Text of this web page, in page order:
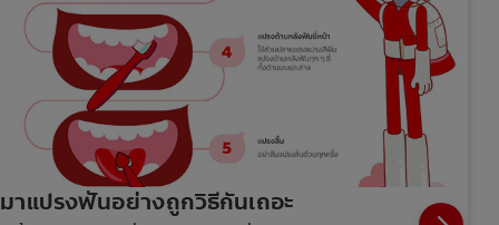
มาแปรงฟันอย่างถูกวิธีกันเถอะ